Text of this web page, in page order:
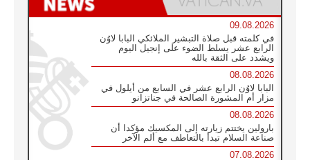
09.08.2026
في كلمته قبل صلاة التبشير الملائكي البابا لاوُن
الرابع عشر يسلط الضوء على إنجيل اليوم
ويشدد على الثقة بالله
08.08.2026
البابا لاوُن الرابع عشر في السابع من أيلول في
مزار أم المشورة الصالحة في جناتزانو
08.08.2026
بارولين يختتم زيارته إلى المكسيك مؤكدا أن
صناعة السلام تبدأ بالتعاطف مع ألم الآخر
07.08.2026